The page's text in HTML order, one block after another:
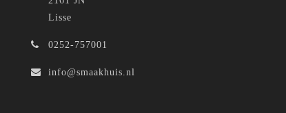
Lisse
0252-757001
info@smaakhuis.nl